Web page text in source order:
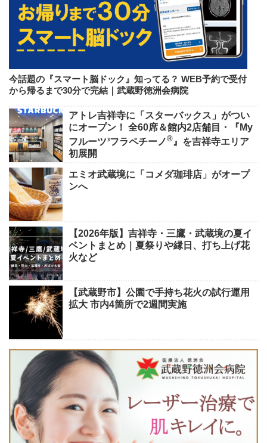
今話題の『スマート脳ドック』知ってる？ WEB予約で受付
から帰るまで30分で完結｜武蔵野徳洲会病院
アトレ吉祥寺に「スターバックス」がつい
にオープン！ 全60席＆館内2店舗目・『My
フルーツ³フラペチーノ® 』を吉祥寺エリア
初展開
エミオ武蔵境に「コメダ珈琲店」がオープ
ンへ
【2026年版】吉祥寺・三鷹・武蔵境の夏イ
ベントまとめ｜夏祭りや縁日、打ち上げ花
火など
【武蔵野市】公園で手持ち花火の試行運用
拡大 市内4箇所で2週間実施